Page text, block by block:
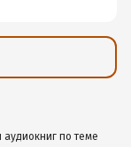
по теме